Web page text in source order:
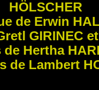
HÖLSCHER
de Erwin
GIRINEC
de Hertha
de Lambert